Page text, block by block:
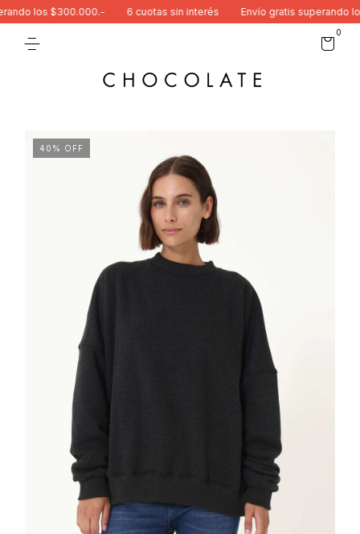
los $300.000.- 6 cuotas sin interés Envío gratis superando los
0
40 % OFF